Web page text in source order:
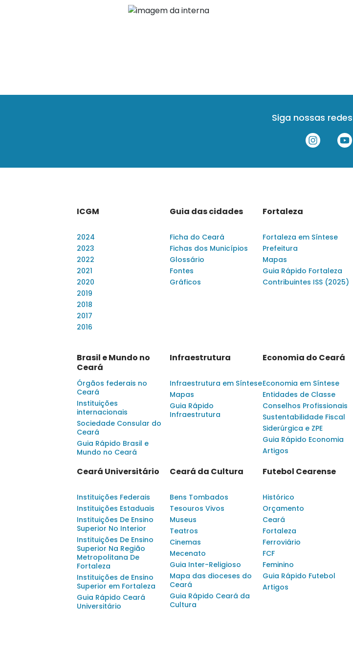
Siga nossas
ICGM
2024
2023
2022
2021
2020
2019
2018
2017
2016
Guia das cidades
Ficha do Ceará
Fichas dos Municípios
Glossário
Fontes
Gráficos
Fortaleza
Fortaleza em Síntese
Prefeitura
Mapas
Guia Rápido Fortaleza
Contribuintes ISS (2025)
Brasil e Mundo no
Ceará
Órgãos federais no
Ceará
Instituições
internacionais
Sociedade Consular do
Ceará
Guia Rápido Brasil e
Mundo no Ceará
Infraestrutura
Infraestrutura em Síntese
Mapas
Guia Rápido
Infraestrutura
Economia do Ceará
Economia em Síntese
Entidades de Classe
Conselhos Profissionais
Sustentabilidade Fiscal
Siderúrgica e ZPE
Guia Rápido Economia
Artigos
Ceará Universitário
Instituições Federais
Instituições Estaduais
Instituições De Ensino
Superior No Interior
Instituições De Ensino
Superior Na Região
Metropolitana De
Fortaleza
Instituições de Ensino
Superior em Fortaleza
Guia Rápido Ceará
Universitário
Ceará da Cultura
Bens Tombados
Tesouros Vivos
Museus
Teatros
Cinemas
Mecenato
Guia Inter-Religioso
Mapa das dioceses do
Ceará
Guia Rápido Ceará da
Cultura
Futebol Cearense
Histórico
Orçamento
Ceará
Fortaleza
Ferroviário
FCF
Feminino
Guia Rápido Futebol
Artigos